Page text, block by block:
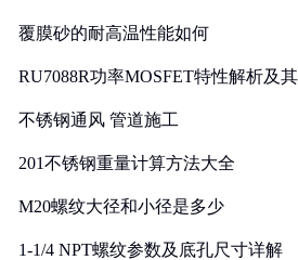
覆膜砂的耐高温性能如何
RU7088R功率MOSFET特性解析及
不锈钢通风 管道施工
201不锈钢重量计算方法大全
M20螺纹大径和小径是多少
1-1/4 NPT螺纹参数及底孔尺寸详解